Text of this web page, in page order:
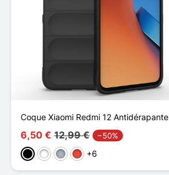
Coque Xiaomi Redmi 12 Antidérapante
6,50 € 12,99 € −50%
MustaValkoinen
HarmaaPunainen
+6